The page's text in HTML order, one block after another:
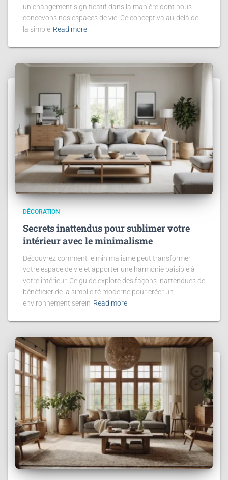
un changement significatif dans la manière dont nous
concevons nos espaces de vie. Ce concept va au-delà de
la simple Read more
DÉCORATION
Secrets inattendus pour sublimer votre
intérieur avec le minimalisme
Découvrez comment le minimalisme peut transformer
votre espace de vie et apporter une harmonie paisible à
votre intérieur. Ce guide explore des façons inattendues de
bénéficier de la simplicité moderne pour créer un
environnement serein Read more